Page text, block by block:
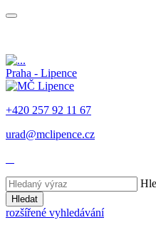
Praha - Lipence
+420 257 92 11 67
urad@mclipence.cz
Hledat
rozšířené vyhledávání